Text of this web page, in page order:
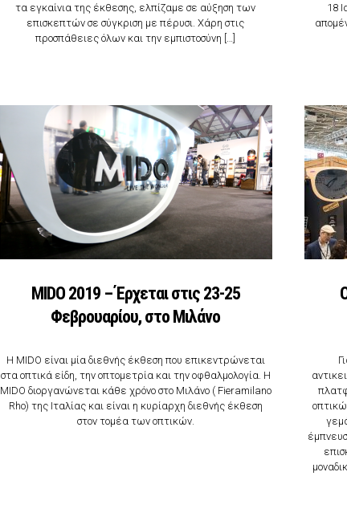
τα εγκαίνια της έκθεσης, ελπίζαμε σε αύξηση των
επισκεπτών σε σύγκριση με πέρυσι. Χάρη στις
προσπάθειες όλων και την εμπιστοσύνη […]
18
MIDO 2019 – Έρχεται στις 23-25
Φεβρουαρίου, στο Μιλάνο
Η MIDO είναι μία διεθνής έκθεση που επικεντρώνεται
στα οπτικά είδη, την οπτομετρία και την οφθαλμολογία. Η
MIDO διοργανώνεται κάθε χρόνο στο Μιλάνο ( Fieramilano
Rho) της Ιταλίας και είναι η κυρίαρχη διεθνής έκθεση
στον τομέα των οπτικών.